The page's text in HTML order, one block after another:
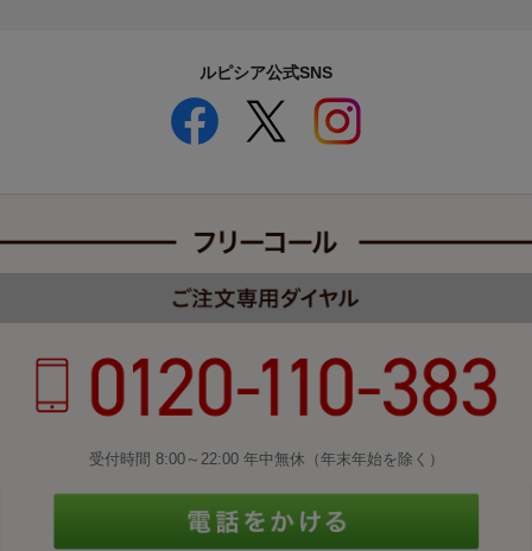
ルピシア公式SNS
受付時間 8:00～22:00 年中無休（年末年始を除く）